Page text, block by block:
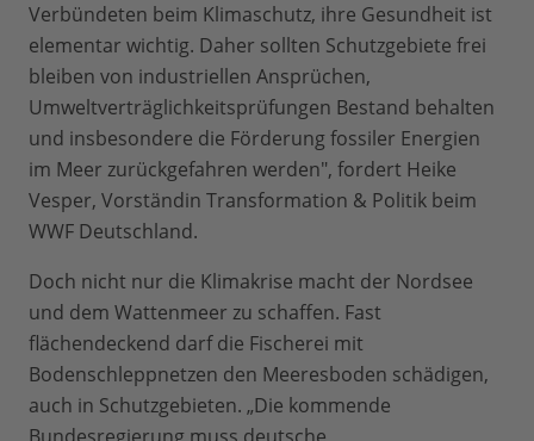
Verbündeten beim Klimaschutz, ihre Gesundheit ist
elementar wichtig. Daher sollten Schutzgebiete frei
bleiben von industriellen Ansprüchen,
Umweltverträglichkeitsprüfungen Bestand behalten
und insbesondere die Förderung fossiler Energien
im Meer zurückgefahren werden", fordert Heike
Vesper, Vorständin Transformation & Politik beim
WWF Deutschland.
Doch nicht nur die Klimakrise macht der Nordsee
und dem Wattenmeer zu schaffen. Fast
flächendeckend darf die Fischerei mit
Bodenschleppnetzen den Meeresboden schädigen,
auch in Schutzgebieten. „Die kommende